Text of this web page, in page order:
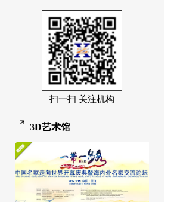
扫一扫 关注机构
3D艺术馆